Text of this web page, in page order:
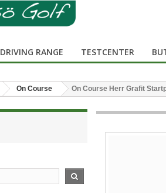
DRIVING RANGE TESTCENTER
On Course On Course Herr Grafit